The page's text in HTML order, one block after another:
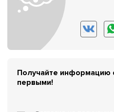
Получайте информацию
первыми!